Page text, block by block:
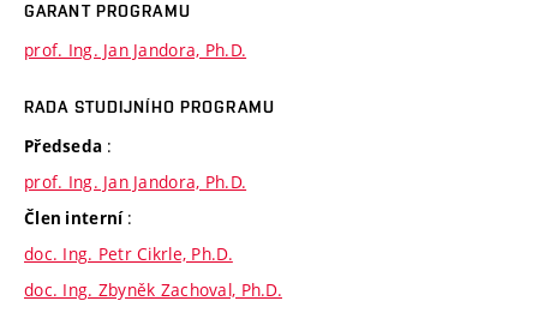
GARANT PROGRAMU
prof. Ing. Jan Jandora, Ph.D.
RADA STUDIJNÍHO PROGRAMU
Předseda :
prof. Ing. Jan Jandora, Ph.D.
Člen interní :
doc. Ing. Petr Cikrle, Ph.D.
doc. Ing. Zbyněk Zachoval, Ph.D.